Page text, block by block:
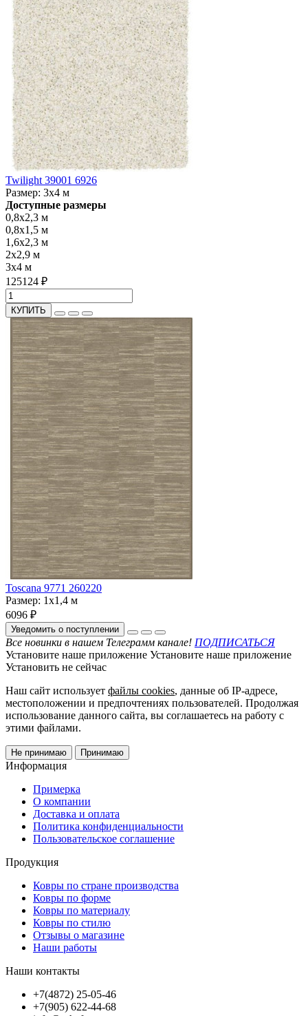
Twilight 39001 6926
Размер: 3x4 м
Доступные размеры
0,8x2,3 м
0,8x1,5 м
1,6x2,3 м
2x2,9 м
3x4 м
125124 ₽
КУПИТЬ
Toscana 9771 260220
Размер: 1x1,4 м
6096 ₽
Уведомить о поступлении
Все новинки в нашем Телеграмм канале! ПОДПИСАТЬСЯ
Установите наше приложение Установите наше приложение
Установить не сейчас
Наш сайт использует файлы cookies, данные об IP-адресе,
местоположении и предпочтениях пользователей. Продолжая
использование данного сайта, вы соглашаетесь на работу с
этими файлами.
Не принимаю Принимаю
Информация
Примерка
О компании
Доставка и оплата
Политика конфиденциальности
Пользовательское соглашение
Продукция
Ковры по стране производства
Ковры по форме
Ковры по материалу
Ковры по стилю
Отзывы о магазине
Наши работы
Наши контакты
+7(4872) 25-05-46
+7(905) 622-44-68